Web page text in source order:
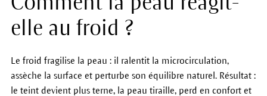
elle au froid ?
Le froid fragilise la peau : il ralentit la microcirculation,
assèche la surface et perturbe son équilibre naturel. Résultat :
le teint devient plus terne, la peau tiraille, perd en confort et